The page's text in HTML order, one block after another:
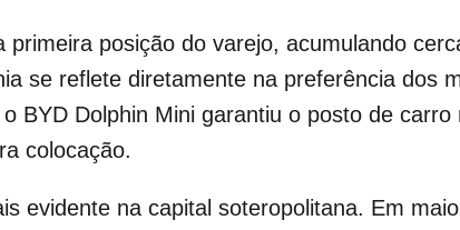
primeira posição do varejo, acumulando
se reflete diretamente na preferência dos
BYD Dolphin Mini garantiu o posto de
colocação.
evidente na capital soteropolitana. Em